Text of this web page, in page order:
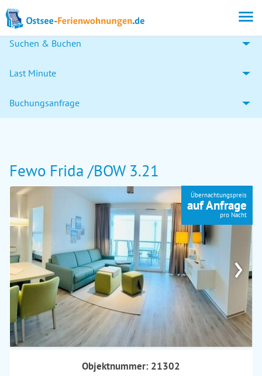
Suchen & Buchen
Last Minute
Buchungsanfrage
Fewo Frida /BOW 3.21
›
Übernachtungspreis
auf Anfrage
pro Nacht
Objektnummer: 21302